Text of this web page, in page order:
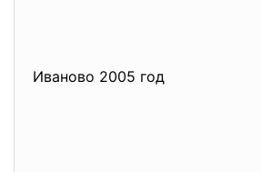
Иваново 2005 год